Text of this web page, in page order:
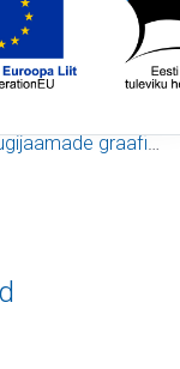
graafikud